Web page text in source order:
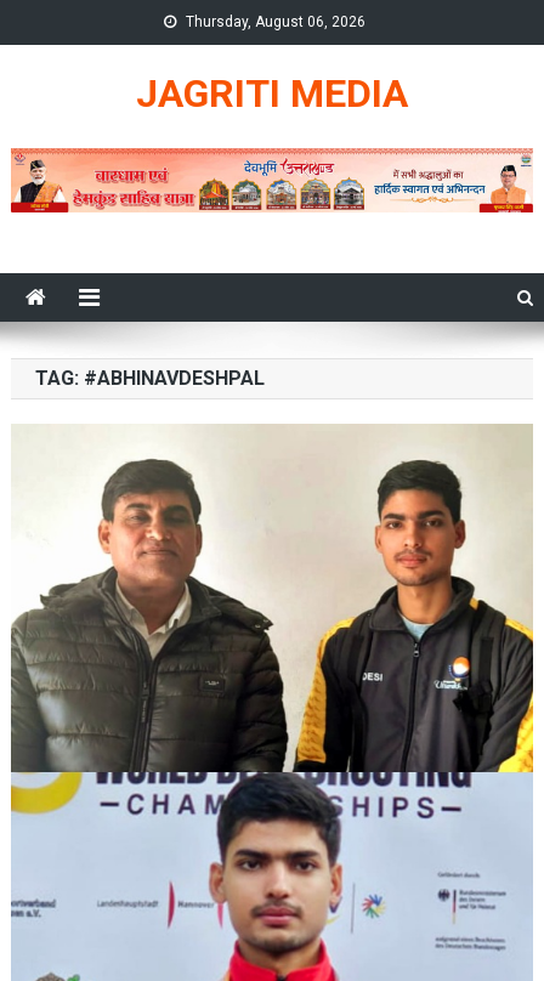
to
Thursday, August 06, 2026
JAGRITI MEDIA
TAG: #ABHINAVDESHPAL